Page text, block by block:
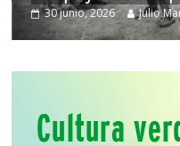
30 junio, 2026 Julio